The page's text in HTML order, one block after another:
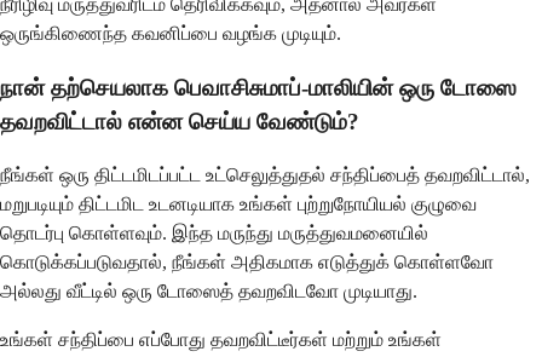
நீரிழிவு மருத்துவரிடம் தெரிவிக்கவும், அதனால் அவர்கள்
ஒருங்கிணைந்த கவனிப்பை வழங்க முடியும்.
நான் தற்செயலாக பெவாசிசுமாப்-மாலியின் ஒரு டோஸை
தவறவிட்டால் என்ன செய்ய வேண்டும்?
நீங்கள் ஒரு திட்டமிடப்பட்ட உட்செலுத்துதல் சந்திப்பைத் தவறவிட்டால்,
மறுபடியும் திட்டமிட உடனடியாக உங்கள் புற்றுநோயியல் குழுவை
தொடர்பு கொள்ளவும். இந்த மருந்து மருத்துவமனையில்
கொடுக்கப்படுவதால், நீங்கள் அதிகமாக எடுத்துக் கொள்ளவோ
அல்லது வீட்டில் ஒரு டோஸைத் தவறவிடவோ முடியாது.
உங்கள் சந்திப்பை எப்போது தவறவிட்டீர்கள் மற்றும் உங்கள்